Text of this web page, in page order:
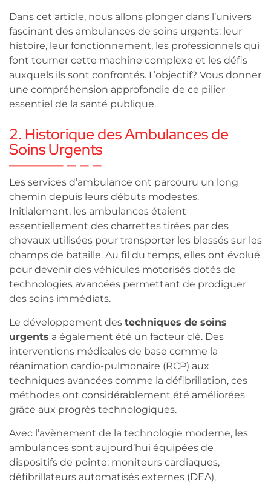
Dans cet article, nous allons plonger dans l’univers
fascinant des ambulances de soins urgents: leur
histoire, leur fonctionnement, les professionnels qui
font tourner cette machine complexe et les défis
auxquels ils sont confrontés. L’objectif? Vous donner
une compréhension approfondie de ce pilier
essentiel de la santé publique.
2. Historique des Ambulances de
Soins Urgents
Les services d’ambulance ont parcouru un long
chemin depuis leurs débuts modestes.
Initialement, les ambulances étaient
essentiellement des charrettes tirées par des
chevaux utilisées pour transporter les blessés sur les
champs de bataille. Au fil du temps, elles ont évolué
pour devenir des véhicules motorisés dotés de
technologies avancées permettant de prodiguer
des soins immédiats.
Le développement des techniques de soins
urgents a également été un facteur clé. Des
interventions médicales de base comme la
réanimation cardio-pulmonaire (RCP) aux
techniques avancées comme la défibrillation, ces
méthodes ont considérablement été améliorées
grâce aux progrès technologiques.
Avec l’avènement de la technologie moderne, les
ambulances sont aujourd’hui équipées de
dispositifs de pointe: moniteurs cardiaques,
défibrillateurs automatisés externes (DEA),